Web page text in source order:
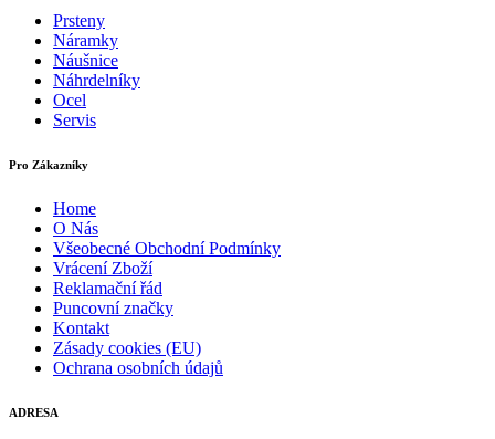
Prsteny
Náramky
Náušnice
Náhrdelníky
Ocel
Servis
Pro Zákazníky
Home
O Nás
Všeobecné Obchodní Podmínky
Vrácení Zboží
Reklamační řád
Puncovní značky
Kontakt
Zásady cookies (EU)
Ochrana osobních údajů
ADRESA